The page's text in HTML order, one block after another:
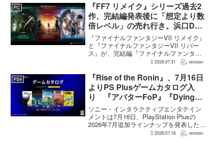
PC
『FF7 リメイク』シリーズ過去2
作、完結編発表後に「想定より数
倍レベル」の売れ行き。浜口Dが
明かす
『ファイナルファンタジーVII リメイク』
と『ファイナルファンタジーVII リバー
ス』が、完結編『ファイナルファンタジ
ーVII リベレーション』の発表後、「我々
ると、シリーズディレクターの浜口直樹
氏がAU...
2026.07.31 remoon
PS4
『Rise of the Ronin』、7月16日
よりPS Plusゲームカタログ入
り 『アバターFoP』『Dying
Light』なども順次配信
ソニー・インタラクティブエンタテイン
メントは7月16日、PlayStation Plusの
2026年7月追加ラインナップを発表した。
幕末の日本を舞台とするTeam NINJAのオ
2026.07.16 remoon